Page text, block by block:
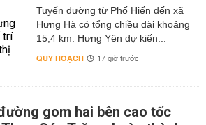
Tuyến đường từ Phố Hiến đến xã
Hưng Hà có tổng chiều dài khoảng
15,4 km. Hưng Yên dự kiến...
QUY HOẠCH 17 giờ trước
gom hai bên cao tốc